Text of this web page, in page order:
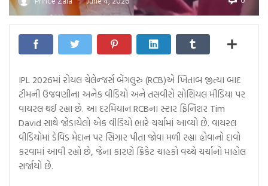
IPL 2026માં રોયલ ચેલેન્જર્સ બેંગલુરુ (RCB)એ ખિતાબ જીત્યા બાદ
ટીમની ઉજવણીના અનેક વીડિયો અને તસવીરો સોશિયલ મીડિયા પર
વાયરલ થઈ રહ્યા છે. આ દરમિયાન RCBના સ્ટાર ફિનિશર Tim
David સાથે જોડાયેલો એક વીડિયો ભારે ચર્ચામાં આવ્યો છે. વાયરલ
વીડિયોમાં ડેવિડ મેદાન પર સિગાર પીતા જોવા મળી રહ્યા હોવાનો દાવો
કરવામાં આવી રહ્યો છે, જેના કારણે ક્રિકેટ ચાહકો વચ્ચે ચર્ચાનો માહોલ
સર્જાયો છે.